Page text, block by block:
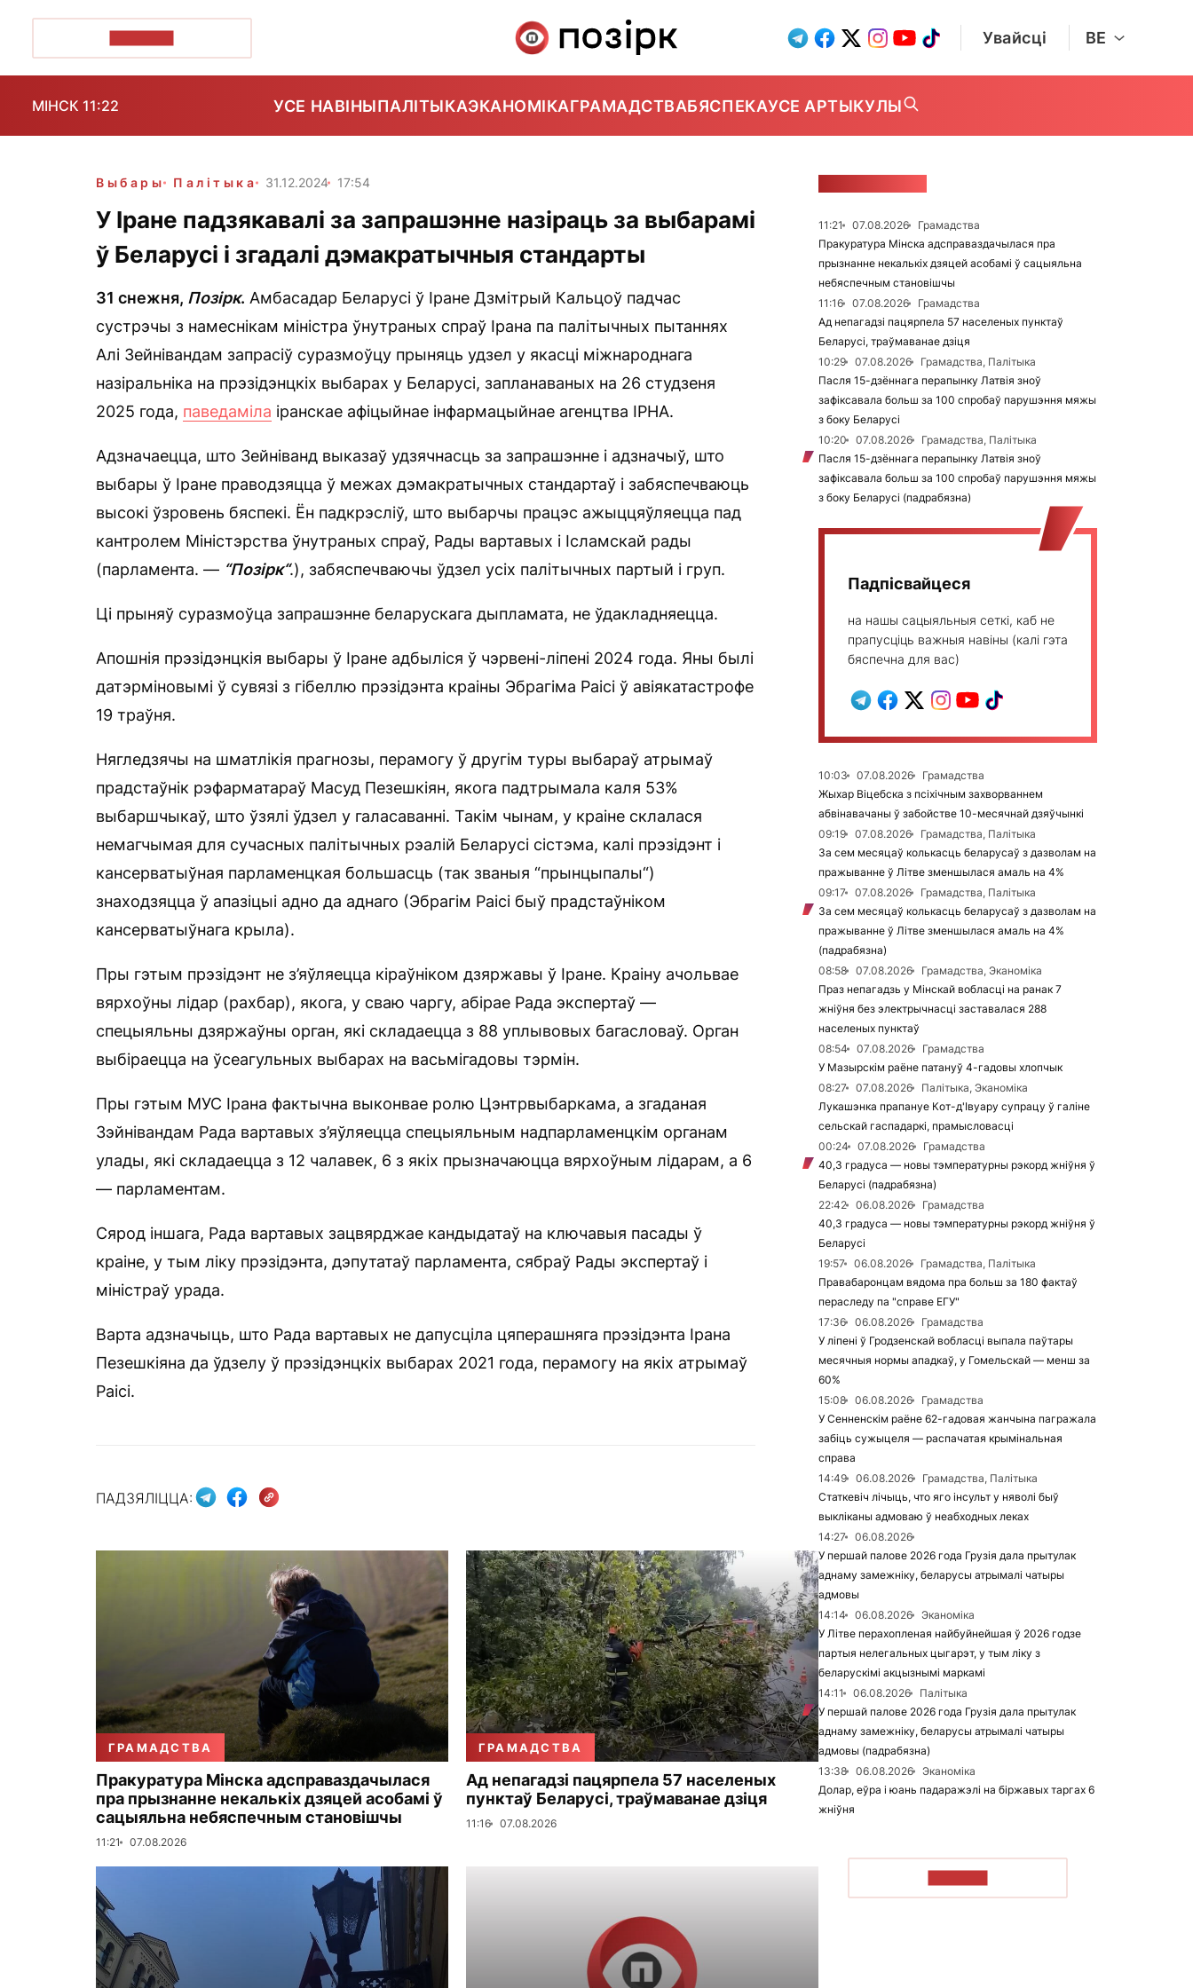
Увайсці BE
МІНСК 11:22 УСЕ НАВІНЫПАЛІТЫКАЭКАНОМІКАГРАМАДСТВАБЯСПЕКАУСЕ АРТЫКУЛЫ
Выбары Палітыка 31.12.2024 17:54
У Іране падзякавалі за запрашэнне назіраць за выбарамі
ў Беларусі і згадалі дэмакратычныя стандарты
31 снежня, Позірк. Амбасадар Беларусі ў Іране Дзмітрый Кальцоў падчас
сустрэчы з намеснікам міністра ўнутраных спраў Ірана па палітычных пытаннях
Алі Зейнівандам запрасіў суразмоўцу прыняць удзел у якасці міжнароднага
назіральніка на прэзідэнцкіх выбарах у Беларусі, запланаваных на 26 студзеня
2025 года, паведаміла іранскае афіцыйнае інфармацыйнае агенцтва ІРНА.
Адзначаецца, што Зейніванд выказаў удзячнасць за запрашэнне і адзначыў, што
выбары ў Іране праводзяцца ў межах дэмакратычных стандартаў і забяспечваюць
высокі ўзровень бяспекі. Ён падкрэсліў, што выбарчы працэс ажыццяўляецца пад
кантролем Міністэрства ўнутраных спраў, Рады вартавых і Ісламскай рады
(парламента. — “Позірк“.), забяспечваючы ўдзел усіх палітычных партый і груп.
Ці прыняў суразмоўца запрашэнне беларускага дыпламата, не ўдакладняецца.
Апошнія прэзідэнцкія выбары ў Іране адбыліся ў чэрвені-ліпені 2024 года. Яны былі
датэрміновымі ў сувязі з гібеллю прэзідэнта краіны Эбрагіма Раісі ў авіякатастрофе
19 траўня.
Нягледзячы на шматлікія прагнозы, перамогу ў другім туры выбараў атрымаў
прадстаўнік рэфарматараў Масуд Пезешкіян, якога падтрымала каля 53%
выбаршчыкаў, што ўзялі ўдзел у галасаванні. Такім чынам, у краіне склалася
немагчымая для сучасных палітычных рэалій Беларусі сістэма, калі прэзідэнт і
кансерватыўная парламенцкая большасць (так званыя “прынцыпалы“)
знаходзяцца ў апазіцыі адно да аднаго (Эбрагім Раісі быў прадстаўніком
кансерватыўнага крыла).
Пры гэтым прэзідэнт не з’яўляецца кіраўніком дзяржавы ў Іране. Краіну ачольвае
вярхоўны лідар (рахбар), якога, у сваю чаргу, абірае Рада экспертаў —
спецыяльны дзяржаўны орган, які складаецца з 88 уплывовых багасловаў. Орган
выбіраецца на ўсеагульных выбарах на васьмігадовы тэрмін.
Пры гэтым МУС Ірана фактычна выконвае ролю Цэнтрвыбаркама, а згаданая
Зэйнівандам Рада вартавых з’яўляецца спецыяльным надпарламенцкім органам
улады, які складаецца з 12 чалавек, 6 з якіх прызначаюцца вярхоўным лідарам, а 6
— парламентам.
Сярод іншага, Рада вартавых зацвярджае кандыдатаў на ключавыя пасады ў
краіне, у тым ліку прэзідэнта, дэпутатаў парламента, сябраў Рады экспертаў і
міністраў урада.
Варта адзначыць, што Рада вартавых не дапусціла цяперашняга прэзідэнта Ірана
Пезешкіяна да ўдзелу ў прэзідэнцкіх выбарах 2021 года, перамогу на якіх атрымаў
Раісі.
ПАДЗЯЛІЦЦА:
ГРАМАДСТВА
Пракуратура Мінска адсправаздачылася
пра прызнанне некалькіх дзяцей асобамі ў
сацыяльна небяспечным становішчы
11:21 07.08.2026
ГРАМАДСТВА
Ад непагадзі пацярпела 57 населеных
пунктаў Беларусі, траўмаванае дзіця
11:16 07.08.2026
11:21 07.08.2026
Грамадства
Пракуратура Мінска адсправаздачылася пра
прызнанне некалькіх дзяцей асобамі ў сацыяльна
небяспечным становішчы
11:16
07.08.2026
Грамадства
Ад непагадзі пацярпела 57 населеных пунктаў
Беларусі, траўмаванае дзіця
10:29
07.08.2026
Грамадства, Палітыка
Пасля 15-дзённага перапынку Латвія зноў
зафіксавала больш за 100 спробаў парушэння мяжы
з боку Беларусі
10:20
07.08.2026
Грамадства, Палітыка
Пасля 15-дзённага перапынку Латвія зноў
зафіксавала больш за 100 спробаў парушэння мяжы
з боку Беларусі (падрабязна)
Падпісвайцеся
на нашы сацыяльныя сеткі, каб не
прапусціць важныя навіны (калі гэта
бяспечна для вас)
10:03 07.08.2026
Грамадства
Жыхар Віцебска з псіхічным захворваннем
абвінавачаны ў забойстве 10-месячнай дзяўчынкі
09:19
07.08.2026
Грамадства, Палітыка
За сем месяцаў колькасць беларусаў з дазволам на
пражыванне ў Літве зменшылася амаль на 4%
09:17
07.08.2026
Грамадства, Палітыка
За сем месяцаў колькасць беларусаў з дазволам на
пражыванне ў Літве зменшылася амаль на 4%
(падрабязна)
08:58
07.08.2026
Грамадства, Эканоміка
Праз непагадзь у Мінскай вобласці на ранак 7
жніўня без электрычнасці заставалася 288
населеных пунктаў
08:54
07.08.2026
Грамадства
У Мазырскім раёне патануў 4-гадовы хлопчык
08:27
07.08.2026
Палітыка, Эканоміка
Лукашэнка прапануе Кот-д'Івуару супрацу ў галіне
сельскай гаспадаркі, прамысловасці
00:24
07.08.2026
Грамадства
40,3 градуса — новы тэмпературны рэкорд жніўня ў
Беларусі (падрабязна)
22:42
06.08.2026
Грамадства
40,3 градуса — новы тэмпературны рэкорд жніўня ў
Беларусі
19:57
06.08.2026
Грамадства, Палітыка
Правабаронцам вядома пра больш за 180 фактаў
пераследу па "справе ЕГУ"
17:36
06.08.2026
Грамадства
У ліпені ў Гродзенскай вобласці выпала паўтары
месячныя нормы ападкаў, у Гомельскай — менш за
60%
15:08
06.08.2026
Грамадства
У Сенненскім раёне 62-гадовая жанчына пагражала
забіць сужыцеля — распачатая крымінальная
справа
14:49
06.08.2026
Грамадства, Палітыка
Статкевіч лічыць, что яго інсульт у няволі быў
выкліканы адмоваю ў неабходных леках
14:27
06.08.2026
У першай палове 2026 года Грузія дала прытулак
аднаму замежніку, беларусы атрымалі чатыры
адмовы
14:14
06.08.2026
Эканоміка
У Літве перахопленая найбуйнейшая ў 2026 годзе
партыя нелегальных цыгарэт, у тым ліку з
беларускімі акцызнымі маркамі
14:11
06.08.2026
Палітыка
У першай палове 2026 года Грузія дала прытулак
аднаму замежніку, беларусы атрымалі чатыры
адмовы (падрабязна)
13:38
06.08.2026
Эканоміка
Долар, еўра і юань падаражэлі на біржавых таргах 6
жніўня